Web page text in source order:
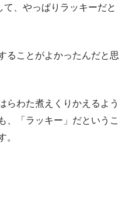
、やっぱりラッキーだと
ることがよかったんだと思
らわた煮えくりかえるよう
、「ラッキー」だというこ
。